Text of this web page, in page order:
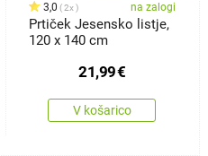
3,0 2x na zalogi
Prtiček Jesensko listje,
120 x 140 cm
21,99€
V košarico